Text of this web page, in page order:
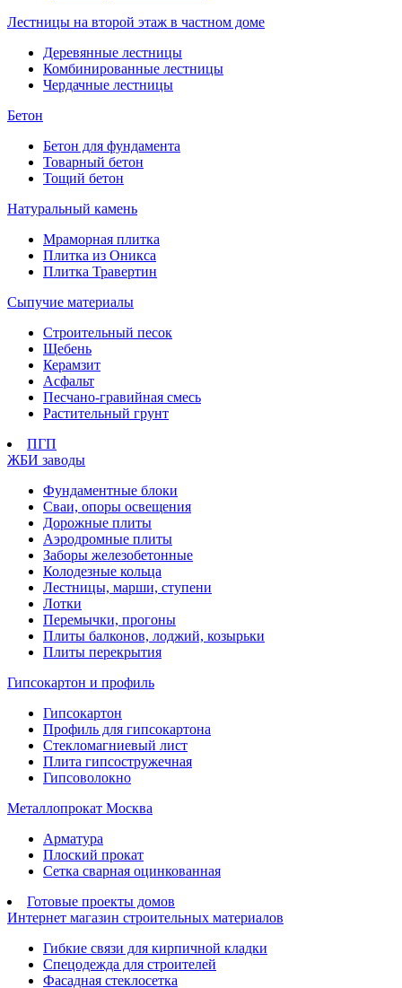
Лестницы на второй этаж в частном доме
Деревянные лестницы
Комбинированные лестницы
Чердачные лестницы
Бетон
Бетон для фундамента
Товарный бетон
Тощий бетон
Натуральный камень
Мраморная плитка
Плитка из Оникса
Плитка Травертин
Сыпучие материалы
Строительный песок
Щебень
Керамзит
Асфальт
Песчано-гравийная смесь
Растительный грунт
ПГП
ЖБИ заводы
Фундаментные блоки
Сваи, опоры освещения
Дорожные плиты
Аэродромные плиты
Заборы железобетонные
Колодезные кольца
Лестницы, марши, ступени
Лотки
Перемычки, прогоны
Плиты балконов, лоджий, козырьки
Плиты перекрытия
Гипсокартон и профиль
Гипсокартон
Профиль для гипсокартона
Стекломагниевый лист
Плита гипсостружечная
Гипсоволокно
Металлопрокат Москва
Арматура
Плоский прокат
Сетка сварная оцинкованная
Готовые проекты домов
Интернет магазин строительных материалов
Гибкие связи для кирпичной кладки
Спецодежда для строителей
Фасадная стеклосетка